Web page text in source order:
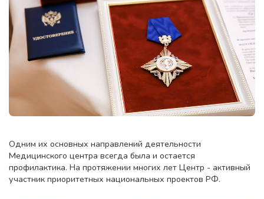
Одним их основных направлений деятельности
Медицинского центра всегда была и остается
профилактика. На протяжении многих лет Центр - активный
участник приоритетных национальных проектов РФ.